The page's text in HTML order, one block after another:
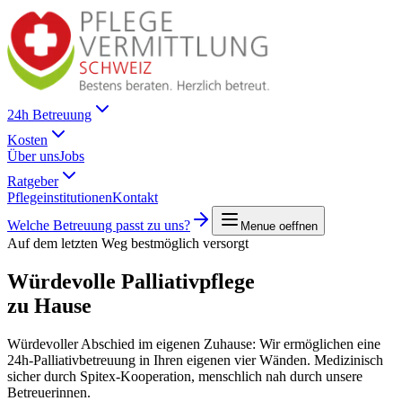
24h Betreuung
Kosten
Über unsJobs
Ratgeber
PflegeinstitutionenKontakt
Welche Betreuung passt zu uns?
Menue oeffnen
Auf dem letzten Weg bestmöglich versorgt
Würdevolle Palliativpflege
zu Hause
Würdevoller Abschied im eigenen Zuhause: Wir ermöglichen eine
24h-Palliativbetreuung in Ihren eigenen vier Wänden. Medizinisch
sicher durch Spitex-Kooperation, menschlich nah durch unsere
Betreuerinnen.